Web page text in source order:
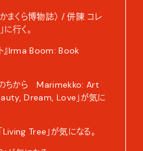
まくら博物誌〉 / 併陳 コレ
行く。
ト』Irma Boom: Book
ちから Marimekko: Art
Dream, Love」が気に
Tree」が気になる。